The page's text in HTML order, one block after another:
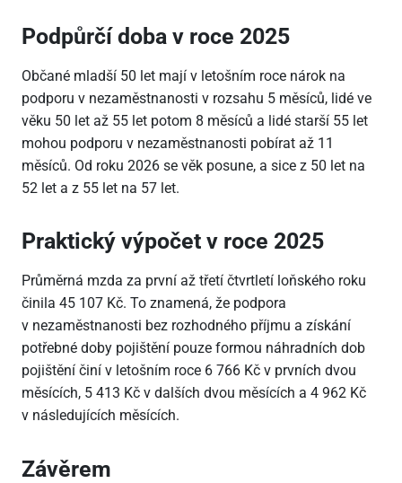
Podpůrčí doba v roce 2025
Občané mladší 50 let mají v letošním roce nárok na
podporu v nezaměstnanosti v rozsahu 5 měsíců, lidé ve
věku 50 let až 55 let potom 8 měsíců a lidé starší 55 let
mohou podporu v nezaměstnanosti pobírat až 11
měsíců. Od roku 2026 se věk posune, a sice z 50 let na
52 let a z 55 let na 57 let.
Praktický výpočet v roce 2025
Průměrná mzda za první až třetí čtvrtletí loňského roku
činila 45 107 Kč. To znamená, že podpora
v nezaměstnanosti bez rozhodného příjmu a získání
potřebné doby pojištění pouze formou náhradních dob
pojištění činí v letošním roce 6 766 Kč v prvních dvou
měsících, 5 413 Kč v dalších dvou měsících a 4 962 Kč
v následujících měsících.
Závěrem